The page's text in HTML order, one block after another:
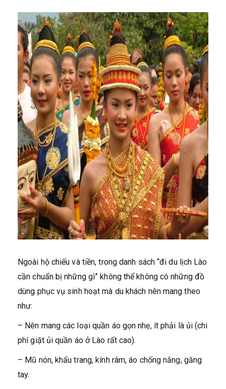
Ngoài hộ chiếu và tiền, trong danh sách “đi du lịch Lào
cần chuẩn bị những gì” không thể không có những đồ
dùng phục vụ sinh hoạt mà du khách nên mang theo
như:
– Nên mang các loại quần áo gọn nhẹ, ít phải là ủi (chi
phí giặt ủi quần áo ở Lào rất cao).
– Mũ nón, khẩu trang, kính râm, áo chống nắng, găng
tay.